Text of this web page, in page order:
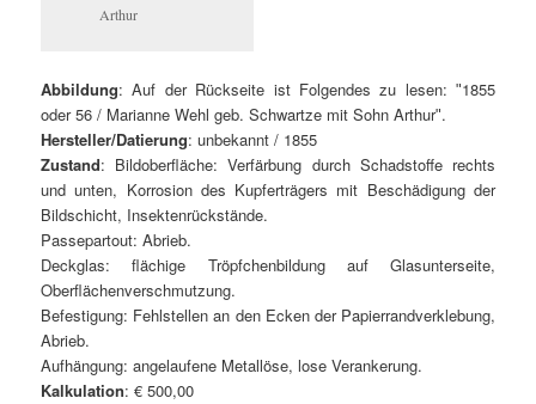
Arthur
Abbildung: Auf der Rückseite ist Folgendes zu lesen: ʺ1855
oder 56 / Marianne Wehl geb. Schwartze mit Sohn Arthurʺ.
Hersteller/Datierung: unbekannt / 1855
Zustand: Bildoberfläche: Verfärbung durch Schadstoffe rechts
und unten, Korrosion des Kupferträgers mit Beschädigung der
Bildschicht, Insektenrückstände.
Passepartout: Abrieb.
Deckglas: flächige Tröpfchenbildung auf Glasunterseite,
Oberflächenverschmutzung.
Befestigung: Fehlstellen an den Ecken der Papierrandverklebung,
Abrieb.
Aufhängung: angelaufene Metallöse, lose Verankerung.
Kalkulation: € 500,00